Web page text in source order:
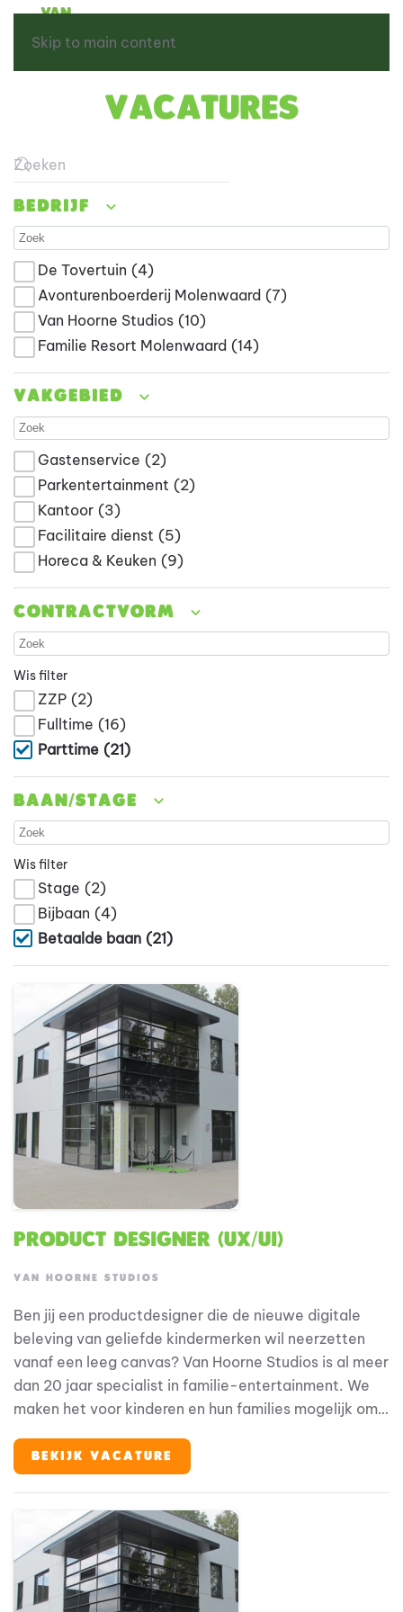
Skip to main content
Vacatures
Bedrijf
De Tovertuin (4)
Avonturenboerderij Molenwaard (7)
Van Hoorne Studios (10)
Familie Resort Molenwaard (14)
Vakgebied
Gastenservice (2)
Parkentertainment (2)
Kantoor (3)
Facilitaire dienst (5)
Horeca & Keuken (9)
Contractvorm
Wis filter
ZZP (2)
Fulltime (16)
Parttime (21)
Baan/stage
Wis filter
Stage (2)
Bijbaan (4)
Betaalde baan (21)
Product Designer (UX/UI)
VAN HOORNE STUDIOS
Ben jij een productdesigner die de nieuwe digitale
beleving van geliefde kindermerken wil neerzetten
vanaf een leeg canvas? Van Hoorne Studios is al meer
dan 20 jaar specialist in familie-entertainment. We
maken het voor kinderen en hun families mogelijk om
moment. We zijn eigenaar van geliefde merken als
Fien & Teun, Woezel & Pip en Mike & Molly, en werken
films en tv tot merchandise, licensing en onze eigen
parken en resorts (Avonturenboerderij Molenwaard,
Familie Resort Molenwaard en De Tovertuin). We
bouwen aan een centraal klantplatform dat al onze
BEKIJK VACATURE